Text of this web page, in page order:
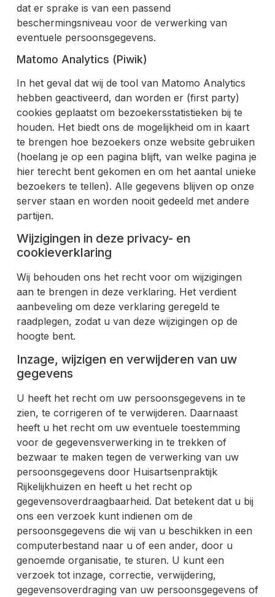
dat er sprake is van een passend
beschermingsniveau voor de verwerking van
eventuele persoonsgegevens.
Matomo Analytics (Piwik)
In het geval dat wij de tool van Matomo Analytics
hebben geactiveerd, dan worden er (first party)
cookies geplaatst om bezoekersstatistieken bij te
houden. Het biedt ons de mogelijkheid om in kaart
te brengen hoe bezoekers onze website gebruiken
(hoelang je op een pagina blijft, van welke pagina je
hier terecht bent gekomen en om het aantal unieke
bezoekers te tellen). Alle gegevens blijven op onze
server staan en worden nooit gedeeld met andere
partijen.
Wijzigingen in deze privacy- en
cookieverklaring
Wij behouden ons het recht voor om wijzigingen
aan te brengen in deze verklaring. Het verdient
aanbeveling om deze verklaring geregeld te
raadplegen, zodat u van deze wijzigingen op de
hoogte bent.
Inzage, wijzigen en verwijderen van uw
gegevens
U heeft het recht om uw persoonsgegevens in te
zien, te corrigeren of te verwijderen. Daarnaast
heeft u het recht om uw eventuele toestemming
voor de gegevensverwerking in te trekken of
bezwaar te maken tegen de verwerking van uw
persoonsgegevens door Huisartsenpraktijk
Rijkelijkhuizen en heeft u het recht op
gegevensoverdraagbaarheid. Dat betekent dat u bij
ons een verzoek kunt indienen om de
persoonsgegevens die wij van u beschikken in een
computerbestand naar u of een ander, door u
genoemde organisatie, te sturen. U kunt een
verzoek tot inzage, correctie, verwijdering,
gegevensoverdraging van uw persoonsgegevens of